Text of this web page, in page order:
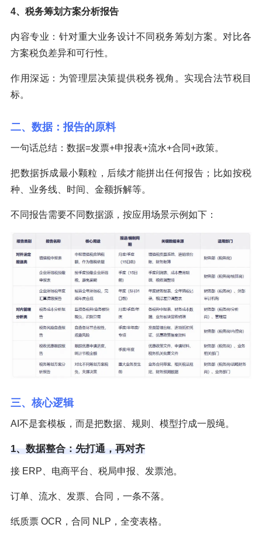
4、税务筹划方案分析报告
内容专业：针对重大业务设计不同税务筹划方案。对比各
方案税负差异和可行性。
作用深远：为管理层决策提供税务视角。实现合法节税目
标。
二、数据：报告的原料
一句话总结：数据=发票+申报表+流水+合同+政策。
把数据拆成最小颗粒，后续才能拼出任何报告；比如按税
种、业务线、时间、金额拆解等。
不同报告需要不同数据源，按应用场景示例如下：
三、核心逻辑
AI不是套模板，而是把数据、规则、模型拧成一股绳。
1、数据整合：先打通，再对齐
接 ERP、电商平台、税局申报、发票池。
订单、流水、发票、合同，一条不落。
纸质票 OCR，合同 NLP，全变表格。